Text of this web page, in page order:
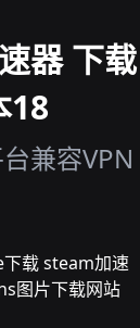
器 下
18
兼容
载 steam加速
图片下载网站